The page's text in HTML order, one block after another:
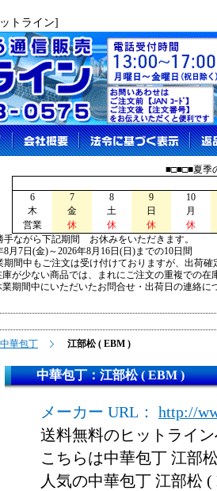
トライン]
■□■□■夏季
6 7 8 9
10
木
金 土 日
月
営業
休 休 休
休
手ながら下記期間 お休みをいただきます。
8月7日(金)～2026年8月16日(日)までの10日間
期間中もご注文は受け付けておりますが、出荷
が少ない商品では、まれにご注文の重複での在
期間中にいただいたお問合せ・出荷日の連絡に
中華包丁 江部松 ( EBM )
中華包丁：江部松 ( EBM )
メーカー URL：
http://
送料無料のヒットライ
こちらは中華包丁 江部
人気の中華包丁 江部松